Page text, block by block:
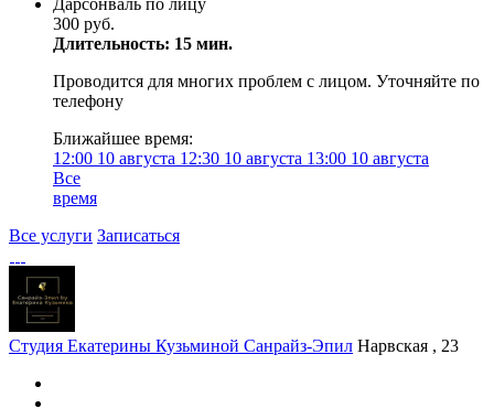
Дарсонваль по лицу
300 руб.
Длительность: 15 мин.
Проводится для многих проблем с лицом. Уточняйте по
телефону
Ближайшее время:
12:00 10 августа 12:30 10 августа 13:00 10 августа
Все
время
Все услуги Записаться
Студия Екатерины Кузьминой Санрайз-Эпил Нарвская , 23